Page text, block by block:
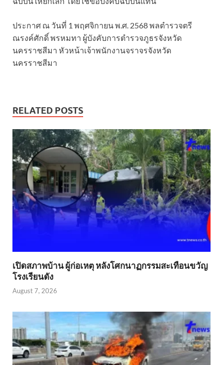
ประกาศ ณ วันที่ 1 พฤศจิกายน พ.ศ. 2568 พลตำรวจตรี
ณรงค์ศักดิ์ พรหมทา ผู้บังคับการตำรวจภูธรจังหวัด
นครราชสีมา หัวหน้าเจ้าพนักงานจราจรจังหวัด
นครราชสีมา
RELATED POSTS
เปิดสภาพบ้าน ผู้ก่อเหตุ หลังโศกนาฏกรรมสะเทือนขวัญ
โรงเรียนดัง
August 7, 2026